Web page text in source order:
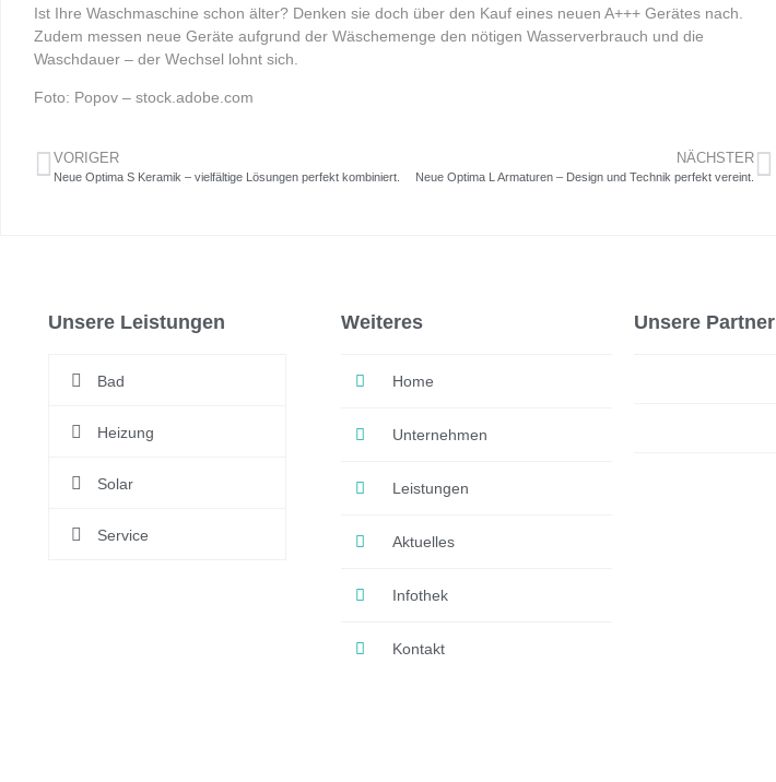
Ist Ihre Waschmaschine schon älter? Denken sie doch über den Kauf eines neuen A+++ Gerätes nach.
Zudem messen neue Geräte aufgrund der Wäschemenge den nötigen Wasserverbrauch und die
Waschdauer – der Wechsel lohnt sich.
Foto: Popov – stock.adobe.com
VORIGER
Neue Optima S Keramik – vielfältige Lösungen perfekt kombiniert.
NÄCHSTER
Neue Optima L Armaturen – Design und Technik perfekt vereint.
Unsere Leistungen
Bad
Heizung
Solar
Service
Weiteres
Home
Unternehmen
Leistungen
Aktuelles
Infothek
Kontakt
Unsere Partner